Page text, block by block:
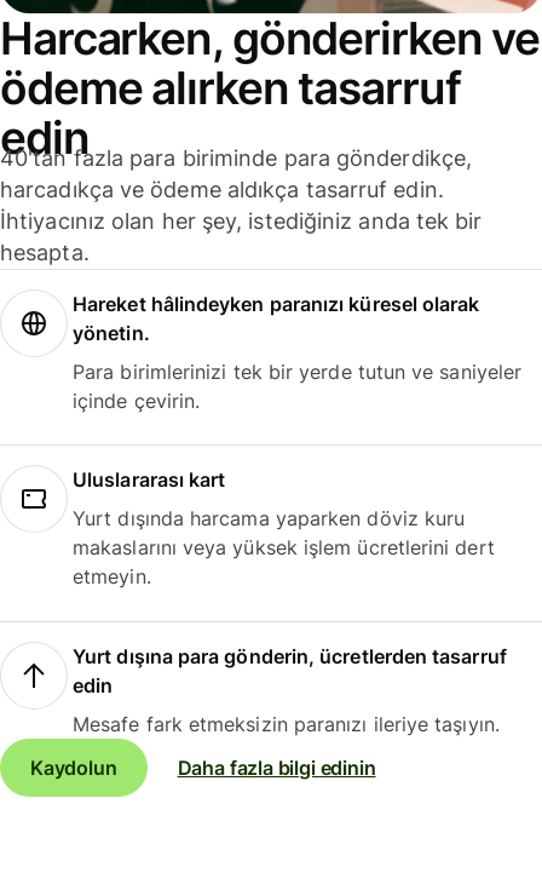
Harcarken, gönderirken ve
ödeme alırken tasarruf
edin
40'tan fazla para biriminde para gönderdikçe,
harcadıkça ve ödeme aldıkça tasarruf edin.
İhtiyacınız olan her şey, istediğiniz anda tek bir
hesapta.
Hareket hâlindeyken paranızı küresel olarak
yönetin.
Para birimlerinizi tek bir yerde tutun ve saniyeler
içinde çevirin.
Uluslararası kart
Yurt dışında harcama yaparken döviz kuru
makaslarını veya yüksek işlem ücretlerini dert
etmeyin.
Yurt dışına para gönderin, ücretlerden tasarruf
edin
Mesafe fark etmeksizin paranızı ileriye taşıyın.
Kaydolun
Daha fazla bilgi edinin